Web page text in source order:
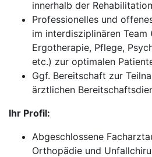
innerhalb der
Professionelles und
im interdisziplinären Team
Ergotherapie, Pflege,
etc.) zur optimalen
Ggf. Bereitschaft zur
ärztlichen
Ihr Profil:
Abgeschlossene
Orthopädie und